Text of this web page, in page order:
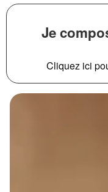
Je
Cliquez ici